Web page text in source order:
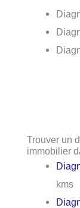
Trouver un
immobilier
kms